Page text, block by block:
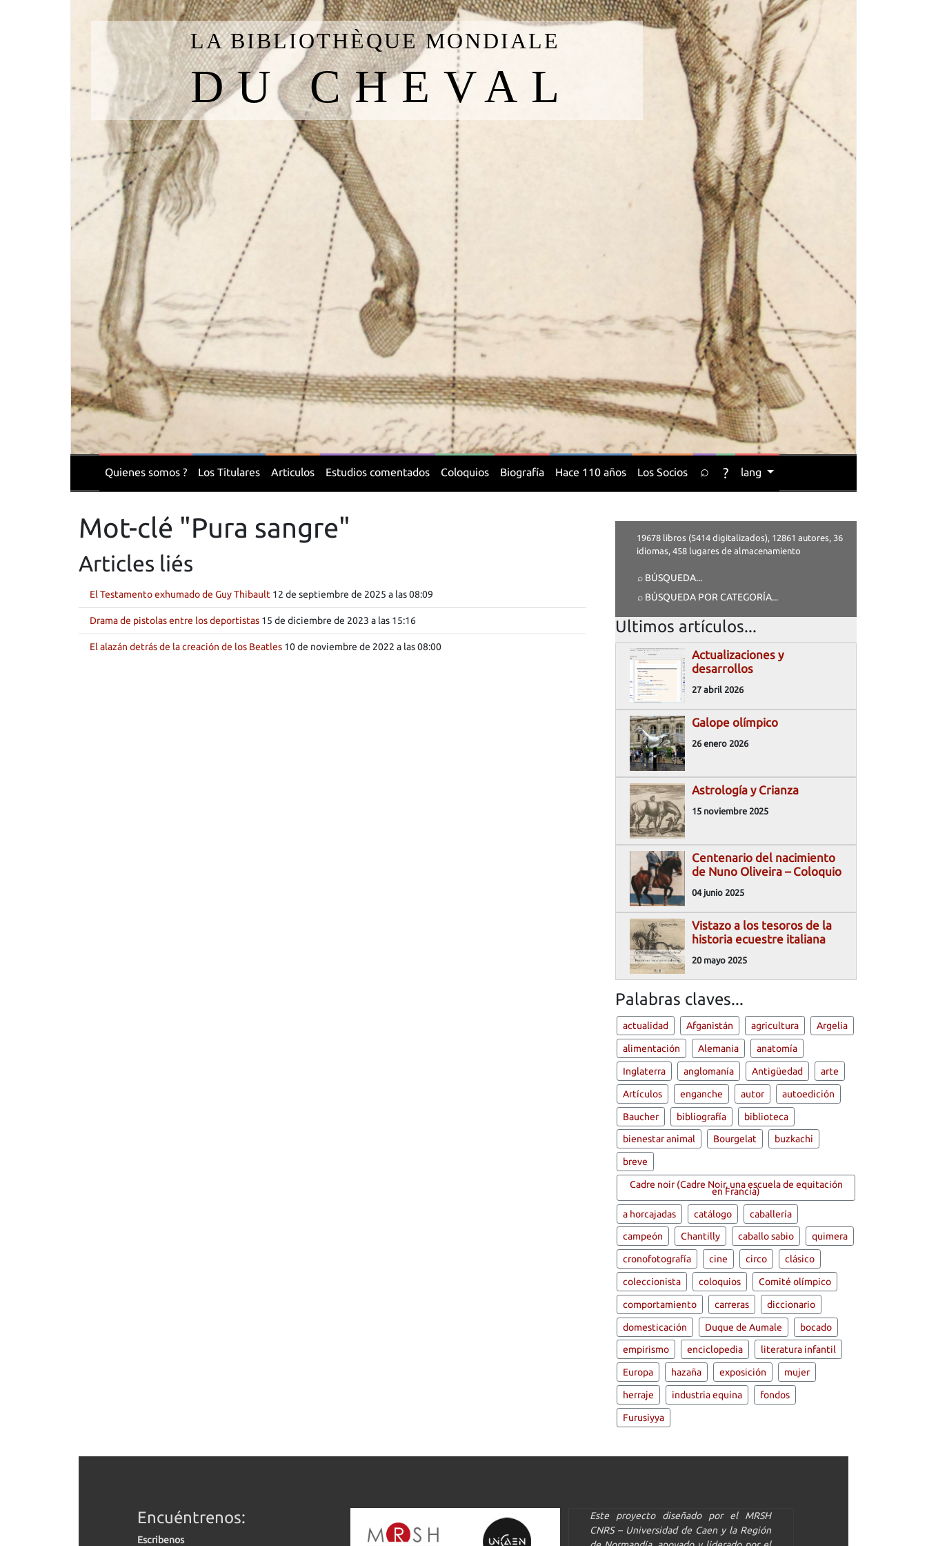
Quienes somos ? Los Titulares Articulos Estudios comentados Coloquios Biografía Hace 110 años Los Socios ⌕ ? lang
Mot-clé "Pura sangre"
Articles liés
El Testamento exhumado de Guy Thibault 12 de septiembre de 2025 a las 08:09
Drama de pistolas entre los deportistas 15 de diciembre de 2023 a las 15:16
El alazán detrás de la creación de los Beatles 10 de noviembre de 2022 a las 08:00
19678 libros (5414 digitalizados), 12861 autores, 36
idiomas, 458 lugares de almacenamiento
⌕ BÚSQUEDA...
⌕ BÚSQUEDA POR CATEGORÍA...
Ultimos artículos...
Actualizaciones y
desarrollos
27 abril 2026
Galope olímpico
26 enero 2026
Astrología y Crianza
15 noviembre 2025
Centenario del nacimiento
de Nuno Oliveira – Coloquio
04 junio 2025
Vistazo a los tesoros de la
historia ecuestre italiana
20 mayo 2025
Palabras claves...
actualidad Afganistán agricultura Argelia
alimentación Alemania anatomía
Inglaterra anglomanía Antigüedad arte
Artículos enganche autor autoedición
Baucher bibliografía biblioteca
bienestar animal Bourgelat buzkachi
breve
Cadre noir (Cadre Noir, una escuela de equitación
en Francia)
a horcajadas catálogo caballería
campeón Chantilly caballo sabio quimera
cronofotografía cine circo clásico
coleccionista coloquios Comité olímpico
comportamiento carreras diccionario
domesticación Duque de Aumale bocado
empirismo enciclopedia literatura infantil
Europa hazaña exposición mujer
herraje industria equina fondos
Furusiyya
LA BIBLIOTHÈQUE MONDIALE
DU CHEVAL
Encuéntrenos:
Escribenos
Este proyecto diseñado por el MRSH
CNRS – Universidad de Caen y la Región